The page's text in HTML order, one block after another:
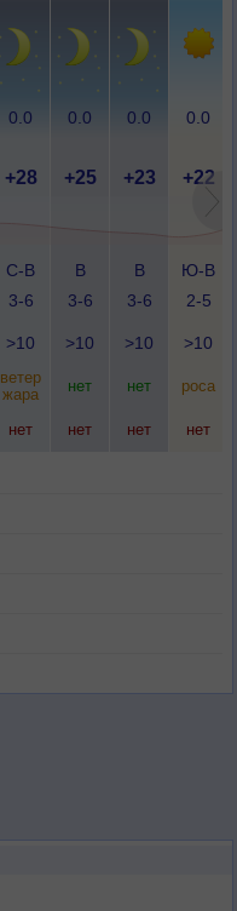
0.0 0.0 0.0 0.0
+28 +25 +23 +22
С-В
3-6
В
3-6
В
3-6
Ю-В
2-5
>10 >10 >10 >10
ветер
жара
нет нет роса
нет нет нет нет